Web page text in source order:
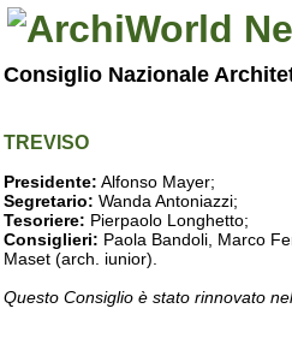
Consiglio Nazionale
TREVISO
Presidente: Alfonso Mayer;
Segretario: Wanda Antoniazzi;
Tesoriere: Pierpaolo Longhetto;
Consiglieri: Paola Bandoli, Marco
Maset (arch. iunior).
Questo Consiglio è stato rinnovato